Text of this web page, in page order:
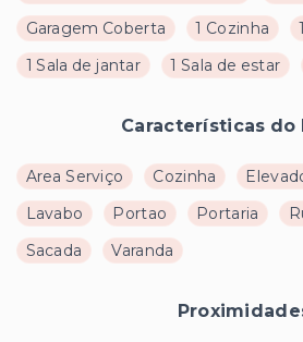
Garagem Coberta
1 Cozinha
1 Sala de jantar
1 Sala de estar
Características do
Area Serviço Cozinha
Lavabo
Portao Portaria
Sacada
Varanda